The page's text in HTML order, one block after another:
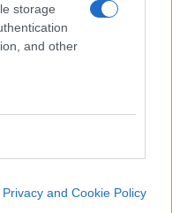
storage
and other
Privacy and Cookie Policy
È